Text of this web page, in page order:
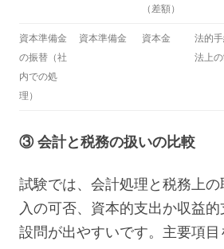
（差額）
資本準備金
の振替（社
内での処
理）
資本準備金 資本金
法的
法上
③ 会計と税務の扱いの比較
試験では、会計処理と税務上
入の可否、資本的支出か収益
設問が出やすいです。主要項目